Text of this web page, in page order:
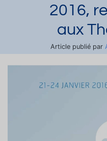
2016,
aux
Article publié par
Demander